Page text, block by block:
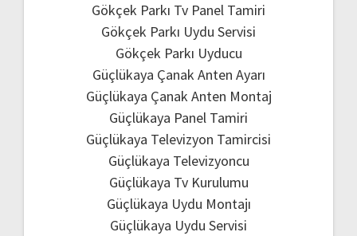
Gökçek Parkı Tv Panel Tamiri
Gökçek Parkı Uydu Servisi
Gökçek Parkı Uyducu
Güçlükaya Çanak Anten Ayarı
Güçlükaya Çanak Anten Montaj
Güçlükaya Panel Tamiri
Güçlükaya Televizyon Tamircisi
Güçlükaya Televizyoncu
Güçlükaya Tv Kurulumu
Güçlükaya Uydu Montajı
Güçlükaya Uydu Servisi